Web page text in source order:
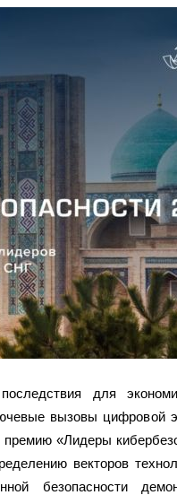
для
вызовы цифровой
«Лидеры
векторов
безопасности